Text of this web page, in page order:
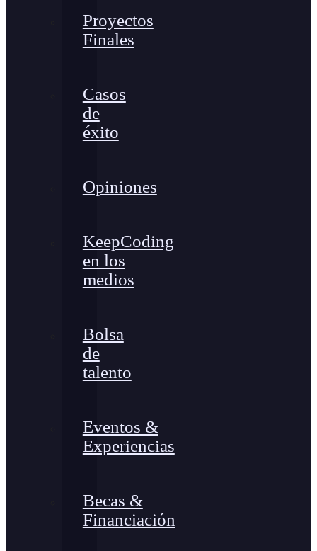
Proyectos
Finales
Casos
de
éxito
Opiniones
KeepCoding
en los
medios
Bolsa
de
talento
Eventos &
Experiencias
Becas &
Financiación